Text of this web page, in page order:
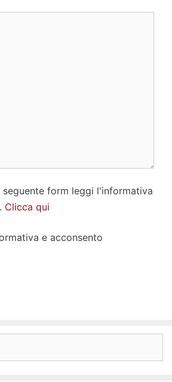
seguente form leggi l'informativa
Clicca qui
e acconsento